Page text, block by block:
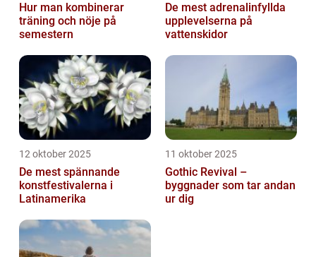
Hur man kombinerar
träning och nöje på
semestern
De mest adrenalinfyllda
upplevelserna på
vattenskidor
12 oktober 2025
De mest spännande
konstfestivalerna i
Latinamerika
11 oktober 2025
Gothic Revival –
byggnader som tar andan
ur dig